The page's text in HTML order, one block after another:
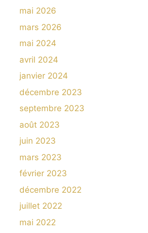
mai 2026
mars 2026
mai 2024
avril 2024
janvier 2024
décembre 2023
septembre 2023
août 2023
juin 2023
mars 2023
février 2023
décembre 2022
juillet 2022
mai 2022